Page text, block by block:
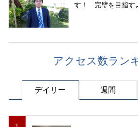
す！ 完璧を目指す
アクセス数ラン
デイリー 週間